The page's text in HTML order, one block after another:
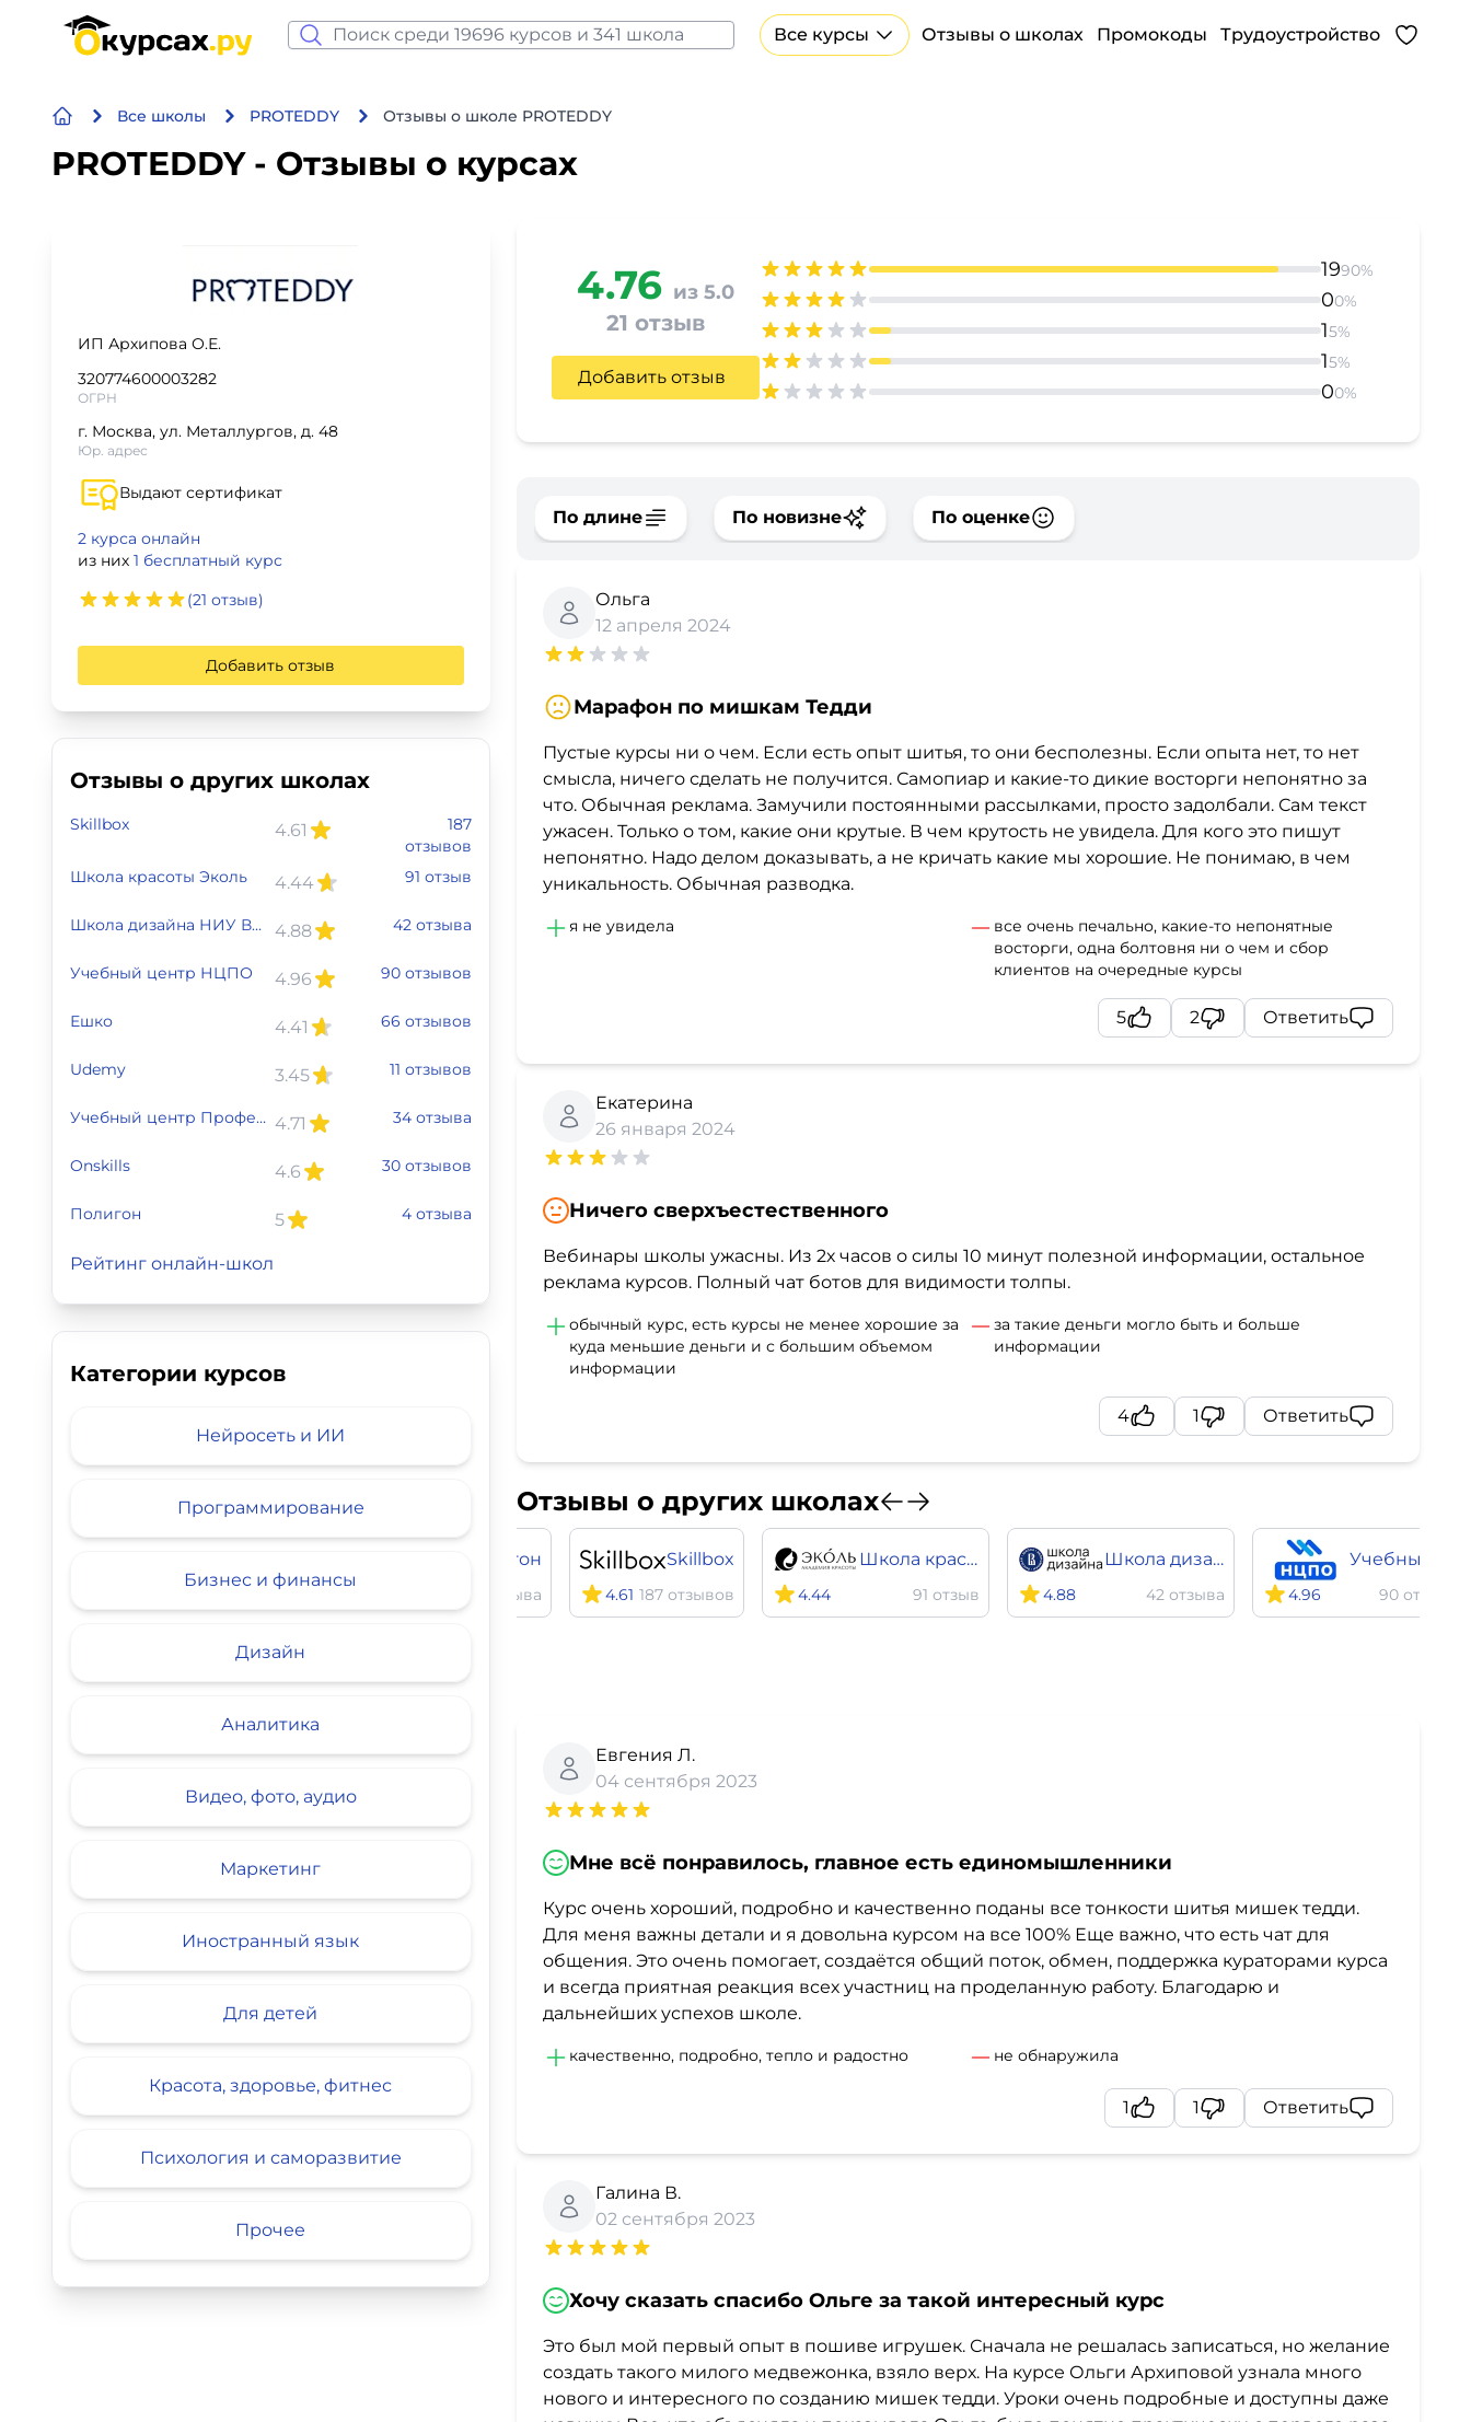
Все курсы Отзывы о школах Промокоды Трудоустройство
Все школы PROTEDDY Отзывы о школе PROTEDDY
PROTEDDY - Отзывы о курсах
ИП Архипова О.Е.
320774600003282
ОГРН
г. Москва, ул. Металлургов, д. 48
Юр. адрес
Выдают сертификат
2 курса онлайн
из них 1 бесплатный курс
(21 отзыв)
Добавить отзыв
Отзывы о других школах
Skillbox 4.61
187
отзывов
Школа красоты Эколь
4.44 91 отзыв
Школа дизайна НИУ ВШЭ 4.88 42 отзыва
Учебный центр НЦПО 4.96 90 отзывов
Ешко 4.41 66 отзывов
Udemy 3.45 11 отзывов
Учебный центр Профессия 4.71 34 отзыва
Onskills 4.6 30 отзывов
Полигон 5 4 отзыва
Рейтинг онлайн-школ
Категории курсов
Нейросеть и ИИ
Программирование
Бизнес и финансы
Дизайн
Аналитика
Видео, фото, аудио
Маркетинг
Иностранный язык
Для детей
Красота, здоровье, фитнес
Психология и саморазвитие
Прочее
4.76 из 5.0
21 отзыв
Добавить отзыв
1990%
00%
15%
15%
00%
По длине По новизне По оценке
Ольга
12 апреля 2024
Марафон по мишкам Тедди
Пустые курсы ни о чем. Если есть опыт шитья, то они бесполезны. Если опыта нет, то нет
смысла, ничего сделать не получится. Самопиар и какие-то дикие восторги непонятно за
что. Обычная реклама. Замучили постоянными рассылками, просто задолбали. Сам текст
ужасен. Только о том, какие они крутые. В чем крутость не увидела. Для кого это пишут
непонятно. Надо делом доказывать, а не кричать какие мы хорошие. Не понимаю, в чем
уникальность. Обычная разводка.
я не увидела
все очень печально, какие-то непонятные
восторги, одна болтовня ни о чем и сбор
клиентов на очередные курсы
5 2 Ответить
Екатерина
26 января 2024
Ничего сверхъестественного
Вебинары школы ужасны. Из 2х часов о силы 10 минут полезной информации, остальное
реклама курсов. Полный чат ботов для видимости толпы.
обычный курс, есть курсы не менее хорошие за
куда меньшие деньги и с большим объемом
информации
за такие деньги могло быть и больше
информации
4 1 Ответить
Отзывы о других школах
30 отзывов
Полигон
4 отзыва
Skillbox
4.61 187 отзывов
Школа красоты Эколь
4.44 91 отзыв
Школа дизайна НИУ ВШЭ
4.88 42 отзыва 4.96 90 отзывов
Евгения Л.
04 сентября 2023
Мне всё понравилось, главное есть единомышленники
Курс очень хороший, подробно и качественно поданы все тонкости шитья мишек тедди.
Для меня важны детали и я довольна курсом на все 100% Еще важно, что есть чат для
общения. Это очень помогает, создаётся общий поток, обмен, поддержка кураторами курса
и всегда приятная реакция всех участниц на проделанную работу. Благодарю и
дальнейших успехов школе.
качественно, подробно, тепло и радостно не обнаружила
1 1 Ответить
Галина В.
02 сентября 2023
Хочу сказать спасибо Ольге за такой интересный курс
Это был мой первый опыт в пошиве игрушек. Сначала не решалась записаться, но желание
создать такого милого медвежонка, взяло верх. На курсе Ольги Архиповой узнала много
нового и интересного по созданию мишек тедди. Уроки очень подробные и доступны даже
Программирование
Бизнес и финансы
Аналитика
Видео, фото, аудио
Маркетинг
Иностранный язык
Для детей
Психология и саморазвитие
Прочее
Тесты на профориентацию
Бесплатно